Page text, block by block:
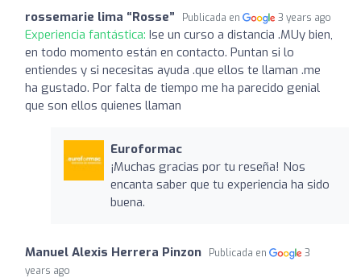
rossemarie lima “Rosse” Publicada en 3 years ago
Experiencia fantástica: Ise un curso a distancia .MUy bien,
en todo momento están en contacto. Puntan si lo
entiendes y si necesitas ayuda .que ellos te llaman .me
ha gustado. Por falta de tiempo me ha parecido genial
que son ellos quienes llaman
Euroformac
¡Muchas gracias por tu reseña! Nos
encanta saber que tu experiencia ha sido
buena.
Manuel Alexis Herrera Pinzon Publicada en
3
years ago